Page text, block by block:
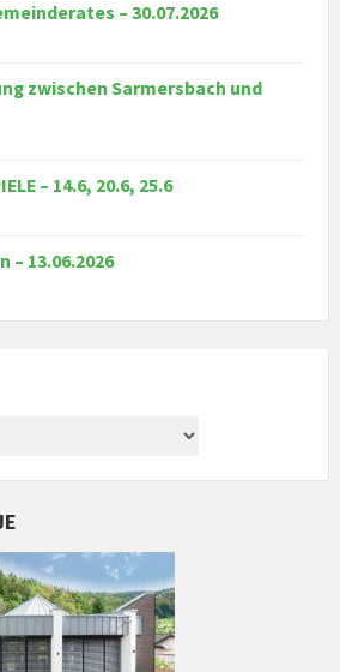
– 30.07.2026
zwischen Sarmersbach und
– 14.6, 20.6, 25.6
– 13.06.2026